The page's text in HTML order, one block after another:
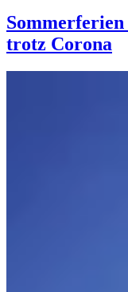
trotz Corona